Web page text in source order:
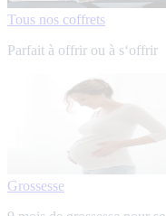
Tous nos coffrets
Parfait à offrir ou à s‘offrir
Grossesse